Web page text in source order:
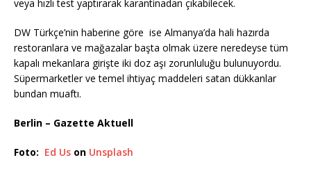
veya hızlı test yaptırarak karantinadan çıkabilecek.
DW Türkçe’nin haberine göre ise Almanya’da hali hazırda
restoranlara ve mağazalar başta olmak üzere neredeyse tüm
kapalı mekanlara girişte iki doz aşı zorunluluğu bulunuyordu.
Süpermarketler ve temel ihtiyaç maddeleri satan dükkanlar
bundan muaftı.
Berlin – Gazette Aktuell
Foto: Ed Us on Unsplash